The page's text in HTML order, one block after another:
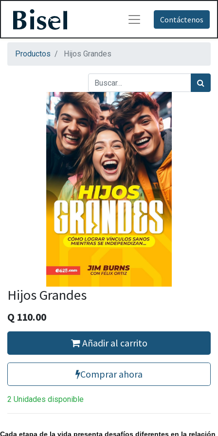
Contáctenos
Productos Hijos Grandes
Hijos Grandes
Q 110.00
Añadir al carrito
Comprar ahora
2 Unidades disponible
Cada etapa de la vida presenta desafíos diferentes en la relación